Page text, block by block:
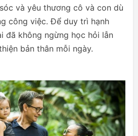
và yêu thương cô và con dù
công việc. Để duy trì hạnh
đã không ngừng học hỏi lẫn
bản thân mỗi ngày.